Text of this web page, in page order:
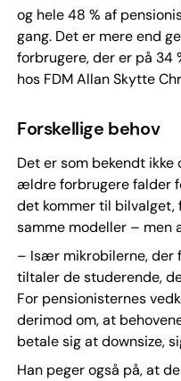
og hele 48 % af
gang. Det er mere end
forbrugere, der er på
hos FDM Allan Skytte
Forskellige behov
Det er som bekendt
ældre forbrugere falder
det kommer til bilvalget,
samme modeller – men
– Især mikrobilerne, der
tiltaler de studerende,
For pensionisternes
derimod om, at
betale sig at downsize,
Han peger også på, at